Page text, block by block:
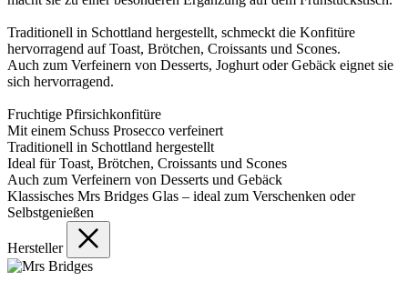
Traditionell in Schottland hergestellt, schmeckt die Konfitüre
hervorragend auf Toast, Brötchen, Croissants und Scones.
Auch zum Verfeinern von Desserts, Joghurt oder Gebäck eignet sie
sich hervorragend.
Fruchtige Pfirsichkonfitüre
Mit einem Schuss Prosecco verfeinert
Traditionell in Schottland hergestellt
Ideal für Toast, Brötchen, Croissants und Scones
Auch zum Verfeinern von Desserts und Gebäck
Klassisches Mrs Bridges Glas – ideal zum Verschenken oder
Selbstgenießen
Hersteller